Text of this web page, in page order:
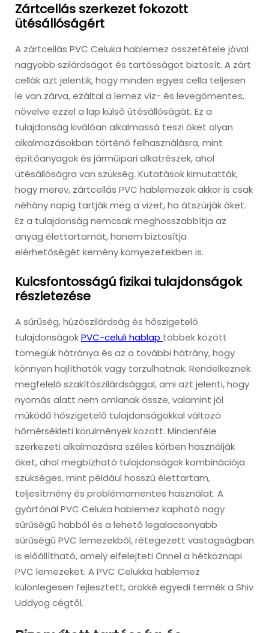
Zártcellás szerkezet fokozott
ütésállóságért
A zártcellás PVC Celuka hablemez összetétele jóval
nagyobb szilárdságot és tartósságot biztosít. A zárt
cellák azt jelentik, hogy minden egyes cella teljesen
le van zárva, ezáltal a lemez víz- és levegőmentes,
növelve ezzel a lap külső ütésállóságát. Ez a
tulajdonság kiválóan alkalmassá teszi őket olyan
alkalmazásokban történő felhasználásra, mint
építőanyagok és járműipari alkatrészek, ahol
ütésállóságra van szükség. Kutatások kimutatták,
hogy merev, zártcellás PVC hablemezek akkor is csak
néhány napig tartják meg a vizet, ha átszúrják őket.
Ez a tulajdonság nemcsak meghosszabbítja az
anyag élettartamát, hanem biztosítja
elérhetőségét kemény környezetekben is.
Kulcsfontosságú fizikai tulajdonságok
részletezése
A sűrűség, húzószilárdság és hőszigetelő
tulajdonságokPVC-celuli hablap többek között
tömegük hátránya és az a további hátrány, hogy
könnyen hajlíthatók vagy torzulhatnak. Rendelkeznek
megfelelő szakítószilárdsággal, ami azt jelenti, hogy
nyomás alatt nem omlanak össze, valamint jól
működő hőszigetelő tulajdonságokkal változó
hőmérsékleti körülmények között. Mindenféle
szerkezeti alkalmazásra széles körben használják
őket, ahol megbízható tulajdonságok kombinációja
szükséges, mint például hosszú élettartam,
teljesítmény és problémamentes használat. A
gyártónál PVC Celuka hablemez kapható nagy
sűrűségű habból és a lehető legalacsonyabb
sűrűségű PVC lemezekből, rétegezett vastagságban
is előállítható, amely elfelejteti Önnel a hétköznapi
PVC lemezeket. A PVC Celukka hablemez
különlegesen fejlesztett, örökké egyedi termék a Shiv
Uddyog cégtől.